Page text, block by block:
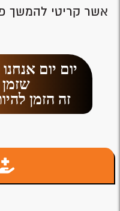
אשר קריטי להמשך
יום יום
זה הזמן